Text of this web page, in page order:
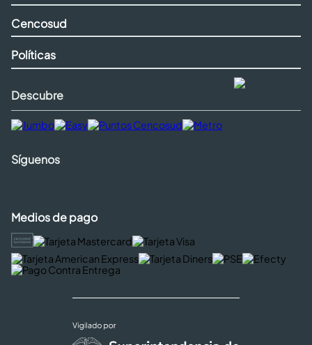
Cencosud
Políticas
Descubre
Síguenos
Medios de pago